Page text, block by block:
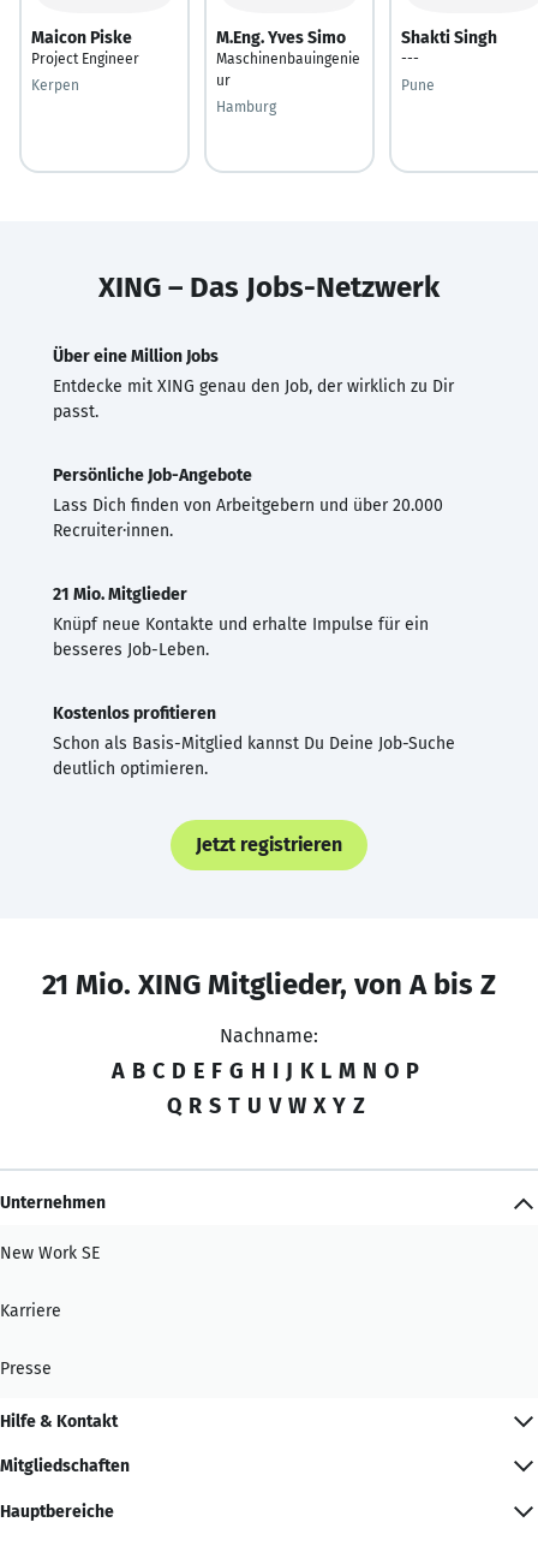
Maicon Piske
Project Engineer
Kerpen
M.Eng. Yves Simo
Maschinenbauingenie
ur
Hamburg
Shakti Singh
---
Pune
XING – Das Jobs-Netzwerk
Über eine Million Jobs
Entdecke mit XING genau den Job, der wirklich zu Dir
passt.
Persönliche Job-Angebote
Lass Dich finden von Arbeitgebern und über 20.000
Recruiter·innen.
21 Mio. Mitglieder
Knüpf neue Kontakte und erhalte Impulse für ein
besseres Job-Leben.
Kostenlos profitieren
Schon als Basis-Mitglied kannst Du Deine Job-Suche
deutlich optimieren.
Jetzt registrieren
21 Mio. XING Mitglieder, von A bis Z
Nachname:
A B C D E F G H I J K L M N O P
Q R S T U V W X Y Z
Unternehmen
New Work SE
Karriere
Presse
Hilfe & Kontakt
Mitgliedschaften
Hauptbereiche